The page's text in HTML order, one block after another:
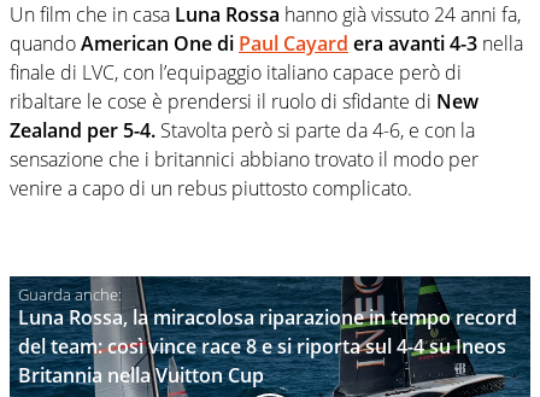
Un film che in casa Luna Rossa hanno già vissuto 24 anni fa,
quandoAmerican One di Paul Cayard era avanti 4-3 nella
finale di LVC, con l’equipaggio italiano capace però di
ribaltare le cose è prendersi il ruolo di sfidante di New
Zealand per 5-4. Stavolta però si parte da 4-6, e con la
sensazione che i britannici abbiano trovato il modo per
venire a capo di un rebus piuttosto complicato.
Luna Rossa, la miracolosa riparazione in tempo record
del team: così vince race 8 e si riporta sul 4-4 su Ineos
Britannia nella Vuitton Cup